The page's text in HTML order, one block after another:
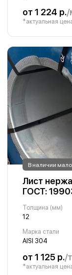
от 1 224 р./
*актуальная
В наличии мало
Лист
ГОСТ:
Толщина (мм)
12
Марка стали
AISI 304
от 1 125 р./т
*актуальная